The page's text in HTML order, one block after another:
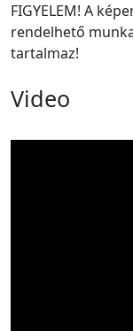
FIGYELEM! A
rendelhető
tartalmaz!
Video